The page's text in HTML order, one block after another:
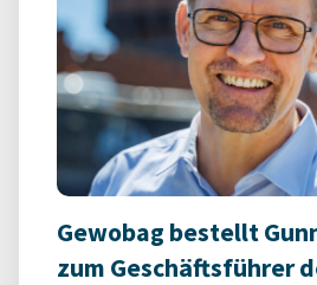
Gewobag bestellt
zum Geschäftsführer